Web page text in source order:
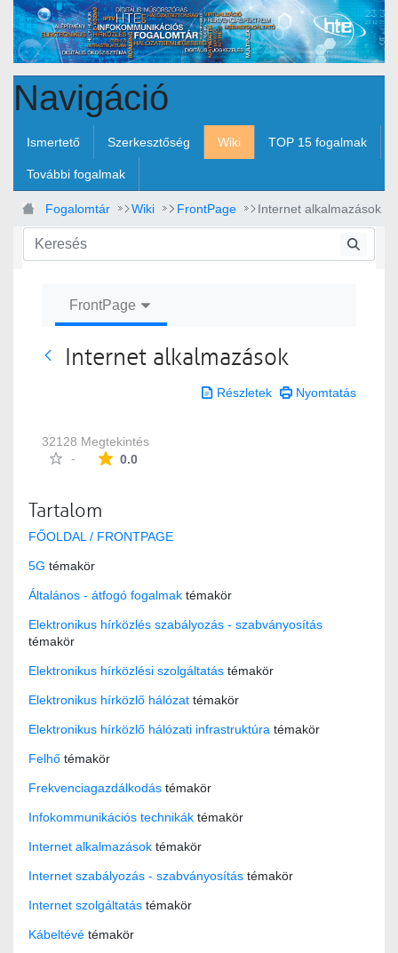
Ugrás a fő tartalomhoz
Navigáció
Ismertető Szerkesztőség Wiki TOP 15 fogalmak
További fogalmak
Fogalomtár Wiki FrontPage Internet alkalmazások
FrontPage
Internet alkalmazások
Részletek Nyomtatás
32128 Megtekintés
-
0.0Az átlagos minősítés 0 csillag a lehetséges 5-
Tartalom
FŐOLDAL / FRONTPAGE
5G témakör
Általános - átfogó fogalmak témakör
Elektronikus hírközlés szabályozás - szabványosítás
témakör
Elektronikus hírközlési szolgáltatás témakör
Elektronikus hírközlő hálózat témakör
Elektronikus hírközlő hálózati infrastruktúra témakör
Felhő témakör
Frekvenciagazdálkodás témakör
Infokommunikációs technikák témakör
Internet alkalmazások témakör
Internet szabályozás - szabványosítás témakör
Internet szolgáltatás témakör
Kábeltévé témakör